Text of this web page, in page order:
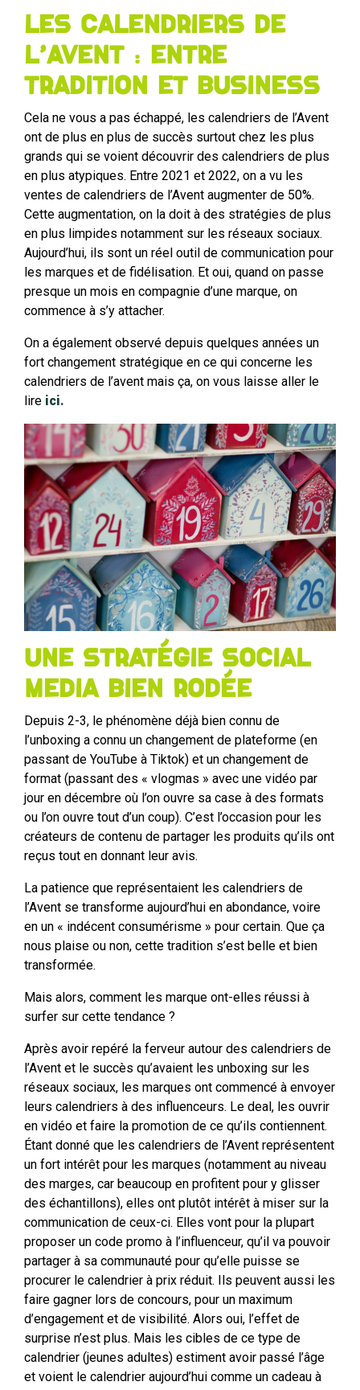
Les calendriers de
l’Avent : entre
tradition et business
Cela ne vous a pas échappé, les calendriers de l’Avent
ont de plus en plus de succès surtout chez les plus
grands qui se voient découvrir des calendriers de plus
en plus atypiques. Entre 2021 et 2022, on a vu les
ventes de calendriers de l’Avent augmenter de 50%.
Cette augmentation, on la doit à des stratégies de plus
en plus limpides notamment sur les réseaux sociaux.
Aujourd’hui, ils sont un réel outil de communication pour
les marques et de fidélisation. Et oui, quand on passe
presque un mois en compagnie d’une marque, on
commence à s’y attacher.
On a également observé depuis quelques années un
fort changement stratégique en ce qui concerne les
calendriers de l’avent mais ça, on vous laisse aller le
lire ici.
Une stratégie Social
Media bien rodée
Depuis 2-3, le phénomène déjà bien connu de
l’unboxing a connu un changement de plateforme (en
passant de YouTube à Tiktok) et un changement de
format (passant des « vlogmas » avec une vidéo par
jour en décembre où l’on ouvre sa case à des formats
ou l’on ouvre tout d’un coup). C’est l’occasion pour les
créateurs de contenu de partager les produits qu’ils ont
reçus tout en donnant leur avis.
La patience que représentaient les calendriers de
l’Avent se transforme aujourd’hui en abondance, voire
en un « indécent consumérisme » pour certain. Que ça
nous plaise ou non, cette tradition s’est belle et bien
transformée.
Mais alors, comment les marque ont-elles réussi à
surfer sur cette tendance ?
Après avoir repéré la ferveur autour des calendriers de
l’Avent et le succès qu’avaient les unboxing sur les
réseaux sociaux, les marques ont commencé à envoyer
leurs calendriers à des influenceurs. Le deal, les ouvrir
en vidéo et faire la promotion de ce qu’ils contiennent.
Étant donné que les calendriers de l’Avent représentent
un fort intérêt pour les marques (notamment au niveau
des marges, car beaucoup en profitent pour y glisser
des échantillons), elles ont plutôt intérêt à miser sur la
communication de ceux-ci. Elles vont pour la plupart
proposer un code promo à l’influenceur, qu’il va pouvoir
partager à sa communauté pour qu’elle puisse se
procurer le calendrier à prix réduit. Ils peuvent aussi les
faire gagner lors de concours, pour un maximum
d’engagement et de visibilité. Alors oui, l’effet de
surprise n’est plus. Mais les cibles de ce type de
calendrier (jeunes adultes) estiment avoir passé l’âge
et voient le calendrier aujourd’hui comme un cadeau à